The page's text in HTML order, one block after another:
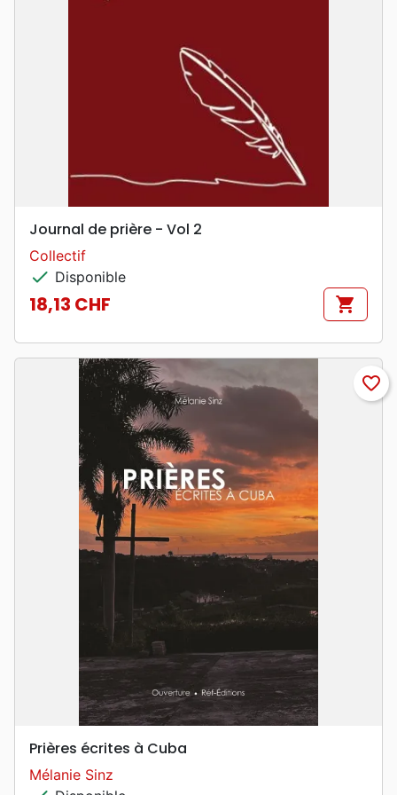
Journal de prière - Vol 2
Collectif
check Disponible
Prix
18,13 CHF shopping_cart
favorite_border
Prières écrites à Cuba
Mélanie Sinz